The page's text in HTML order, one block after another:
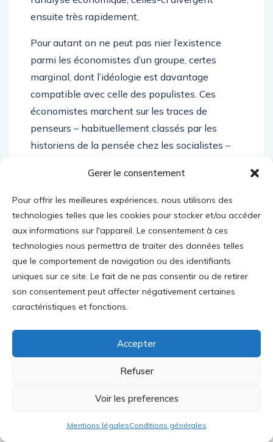
Gerer le consentement
Pour offrir les meilleures expériences, nous utilisons des
technologies telles que les cookies pour stocker et/ou accéder
aux informations sur l'appareil. Le consentement à ces
technologies nous permettra de traiter des données telles
que le comportement de navigation ou des identifiants
uniques sur ce site. Le fait de ne pas consentir ou de retirer
son consentement peut affecter négativement certaines
caractéristiques et fonctions.
Accepter
Refuser
Voir les preferences
Mentions légalesConditions générales
ensuite très rapidement.
Pour autant on ne peut pas nier l’existence
parmi les économistes d’un groupe, certes
marginal, dont l’idéologie est davantage
compatible avec celle des populistes. Ces
économistes marchent sur les traces de
penseurs – habituellement classés par les
historiens de la pensée chez les socialistes –
d’intérêt plus que les harmonies au sein d’une
société libérale. Les deux plus connus sont
sans doute les deux Allemands, Friedrich List et
Karl Marx[12]. Dans son « Système national
d’économie politique », List se faisait l’avocat
d’un protectionnisme (organisé autour d’une
Union douanière, le Zollverein) qui viendrait
protéger et faire grandir la jeune nation
craindre la concurrence des partenaires
occidentaux. Quant à Karl Marx il est sans
doute inutile de rappeler que sa lecture entière
d’un conflit, pour lui inévitable, entre différentes